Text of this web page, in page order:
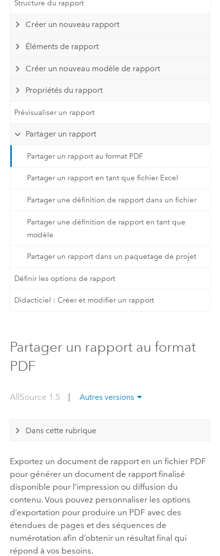
Structure du rapport
Créer un nouveau rapport
Éléments de rapport
Créer un nouveau modèle de rapport
Propriétés du rapport
Prévisualiser un rapport
Partager un rapport
Partager un rapport au format PDF
Partager un rapport en tant que fichier Excel
Partager une définition de rapport dans un fichier
Partager une définition de rapport en tant que
modèle
Partager un rapport dans un paquetage de projet
Définir les options de rapport
Didacticiel : Créer et modifier un rapport
Partager un rapport au format
PDF
AllSource 1.5 Autres versions
Dans cette rubrique
Exportez un document de rapport en un fichier PDF
pour générer un document de rapport finalisé
disponible pour l’impression ou diffusion du
contenu. Vous pouvez personnaliser les options
d’exportation pour produire un PDF avec des
étendues de pages et des séquences de
numérotation afin d’obtenir un résultat final qui
répond à vos besoins.